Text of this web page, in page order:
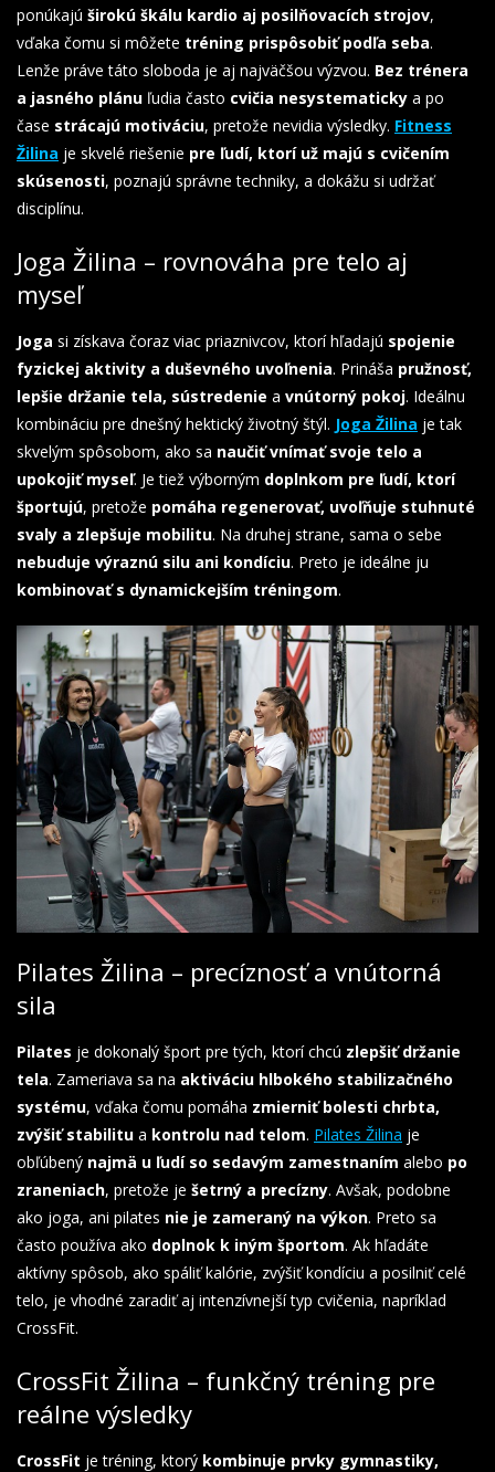
ponúkajú širokú škálu kardio aj posilňovacích strojov,
vďaka čomu si môžete tréning prispôsobiť podľa seba.
Lenže práve táto sloboda je aj najväčšou výzvou. Bez trénera
a jasného plánu ľudia často cvičia nesystematicky a po
čase strácajú motiváciu, pretože nevidia výsledky. Fitness
Žilina je skvelé riešenie pre ľudí, ktorí už majú s cvičením
skúsenosti, poznajú správne techniky, a dokážu si udržať
disciplínu.
Joga Žilina – rovnováha pre telo aj
myseľ
Joga si získava čoraz viac priaznivcov, ktorí hľadajú spojenie
fyzickej aktivity a duševného uvoľnenia. Prináša pružnosť,
lepšie držanie tela, sústredenie a vnútorný pokoj. Ideálnu
kombináciu pre dnešný hektický životný štýl. Joga Žilina je tak
skvelým spôsobom, ako sa naučiť vnímať svoje telo a
upokojiť myseľ. Je tiež výborným doplnkom pre ľudí, ktorí
športujú, pretože pomáha regenerovať, uvoľňuje stuhnuté
svaly a zlepšuje mobilitu. Na druhej strane, sama o sebe
nebuduje výraznú silu ani kondíciu. Preto je ideálne ju
kombinovať s dynamickejším tréningom.
Pilates Žilina – precíznosť a vnútorná
sila
Pilates je dokonalý šport pre tých, ktorí chcú zlepšiť držanie
tela. Zameriava sa na aktiváciu hlbokého stabilizačného
systému, vďaka čomu pomáha zmierniť bolesti chrbta,
zvýšiť stabilitu a kontrolu nad telom. Pilates Žilina je
obľúbený najmä u ľudí so sedavým zamestnaním alebo po
zraneniach, pretože je šetrný a precízny. Avšak, podobne
ako joga, ani pilates nie je zameraný na výkon. Preto sa
často používa ako doplnok k iným športom. Ak hľadáte
aktívny spôsob, ako spáliť kalórie, zvýšiť kondíciu a posilniť celé
telo, je vhodné zaradiť aj intenzívnejší typ cvičenia, napríklad
CrossFit.
CrossFit Žilina – funkčný tréning pre
reálne výsledky
CrossFit je tréning, ktorý kombinuje prvky gymnastiky,